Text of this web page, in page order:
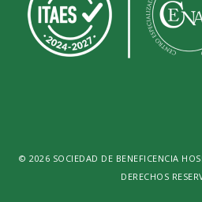
© 2026 SOCIEDAD DE BENEFICENCIA
DERECHOS